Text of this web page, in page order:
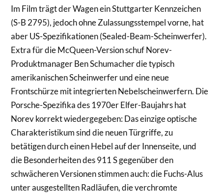
Im Film trägt der Wagen ein Stuttgarter Kennzeichen
(S-B 2795), jedoch ohne Zulassungsstempel vorne, hat
aber US-Spezifikationen (Sealed-Beam-Scheinwerfer).
Extra für die McQueen-Version schuf Norev-
Produktmanager Ben Schumacher die typisch
amerikanischen Scheinwerfer und eine neue
Frontschürze mit integrierten Nebelscheinwerfern. Die
Porsche-Spezifika des 1970er Elfer-Baujahrs hat
Norev korrekt wiedergegeben: Das einzige optische
Charakteristikum sind die neuen Türgriffe, zu
betätigen durch einen Hebel auf der Innenseite, und
die Besonderheiten des 911 S gegenüber den
schwächeren Versionen stimmen auch: die Fuchs-Alus
unter ausgestellten Radläufen, die verchromte